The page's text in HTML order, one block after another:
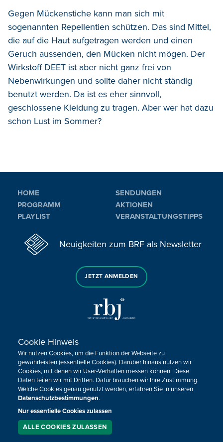
Gegen Mückenstiche kann man sich mit
sogenannten Repellentien schützen. Das sind Mittel,
die auf die Haut aufgetragen werden und einen
Geruch aussenden, den Mücken nicht mögen. Der
Wirkstoff DEET ist aber nicht ganz frei von
Nebenwirkungen und sollte daher nicht ständig
benutzt werden. Da ist es eher sinnvoll,
geschlossene Kleidung zu tragen. Aber wer hat dazu
schon Lust im Sommer?
HOME
PROGRAMM
PLAYLIST
SENDUNGEN
AKTIONEN
VERANSTALTUNGSTIPPS
Neuigkeiten zum BRF als Newsletter
JETZT ANMELDEN
Sie haben noch Fragen oder Anmerkungen?
KONTAKTIEREN SIE UNS!
Impressum Datenschutz Kontakt
Barrierefreiheit
Cookie-Zustimmung anpassen
Design, Konzept & Programmierung:
Cookie Hinweis
Wir nutzen Cookies, um die Funktion der Webseite zu
gewährleisten (essentielle Cookies). Darüber hinaus nutzen wir
Cookies, mit denen wir User-Verhalten messen können. Diese
Daten teilen wir mit Dritten. Dafür brauchen wir Ihre Zustimmung.
Welche Cookies genau genutzt werden, erfahren Sie in unseren
Datenschutzbestimmungen.
Nur essentielle Cookies zulassen
ALLE COOKIES ZULASSEN
LIVESTREAM